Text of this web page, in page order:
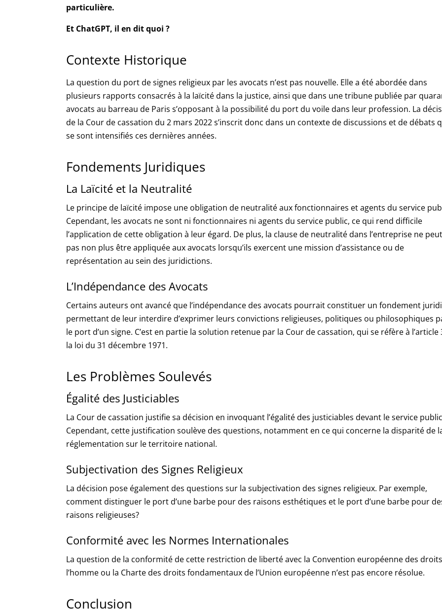
particulière.
Et ChatGPT, il en dit quoi ?
Contexte Historique
La question du port de signes religieux par les avocats n’est pas nouvelle. Elle a été abordée dans
plusieurs rapports consacrés à la laïcité dans la justice, ainsi que dans une tribune publiée par
avocats au barreau de Paris s’opposant à la possibilité du port du voile dans leur profession. La
de la Cour de cassation du 2 mars 2022 s’inscrit donc dans un contexte de discussions et de débats
se sont intensifiés ces dernières années.
Fondements Juridiques
La Laïcité et la Neutralité
Le principe de laïcité impose une obligation de neutralité aux fonctionnaires et agents du service
Cependant, les avocats ne sont ni fonctionnaires ni agents du service public, ce qui rend difficile
l’application de cette obligation à leur égard. De plus, la clause de neutralité dans l’entreprise ne peut
pas non plus être appliquée aux avocats lorsqu’ils exercent une mission d’assistance ou de
représentation au sein des juridictions.
L’Indépendance des Avocats
Certains auteurs ont avancé que l’indépendance des avocats pourrait constituer un fondement
permettant de leur interdire d’exprimer leurs convictions religieuses, politiques ou philosophiques
le port d’un signe. C’est en partie la solution retenue par la Cour de cassation, qui se réfère à l’article
la loi du 31 décembre 1971.
Les Problèmes Soulevés
Égalité des Justiciables
La Cour de cassation justifie sa décision en invoquant l’égalité des justiciables devant le service
Cependant, cette justification soulève des questions, notamment en ce qui concerne la disparité de
réglementation sur le territoire national.
Subjectivation des Signes Religieux
La décision pose également des questions sur la subjectivation des signes religieux. Par exemple,
comment distinguer le port d’une barbe pour des raisons esthétiques et le port d’une barbe pour
raisons religieuses?
Conformité avec les Normes Internationales
La question de la conformité de cette restriction de liberté avec la Convention européenne des
l’homme ou la Charte des droits fondamentaux de l’Union européenne n’est pas encore résolue.
Conclusion